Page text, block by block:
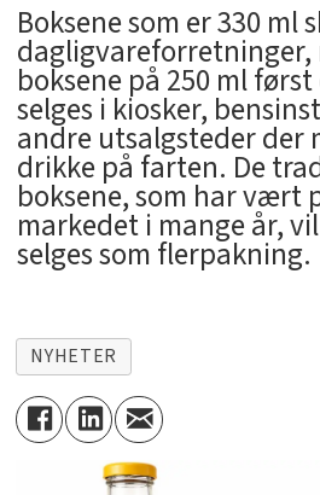
Boksene som er 330 ml
dagligvareforretninger,
boksene på 250 ml
selges i kiosker,
andre utsalgsteder der
drikke på farten. De
boksene, som har vært
markedet i mange år,
selges som flerpakning.
NYHETER